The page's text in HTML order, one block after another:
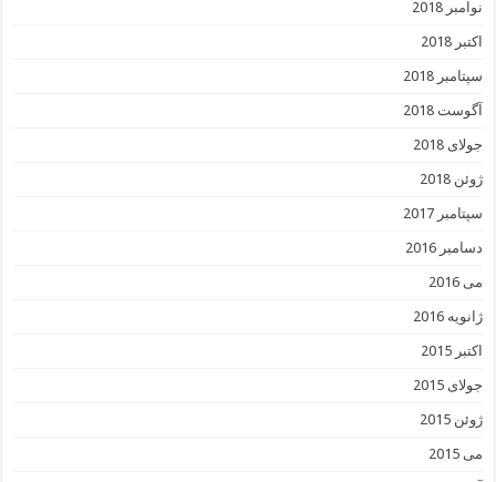
نوامبر 2018
اکتبر 2018
سپتامبر 2018
آگوست 2018
جولای 2018
ژوئن 2018
سپتامبر 2017
دسامبر 2016
می 2016
ژانویه 2016
اکتبر 2015
جولای 2015
ژوئن 2015
می 2015